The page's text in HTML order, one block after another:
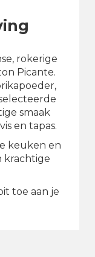
rokerige
Picante.
smaak
en tapas.
keuken en
krachtige
toe aan je